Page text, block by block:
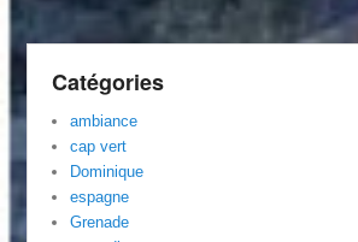
Catégories
ambiance
cap vert
Dominique
espagne
Grenade